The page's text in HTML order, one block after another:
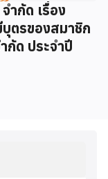
ำกัด เรื่อง
ตรของสมาชิก
ด ประจำปี